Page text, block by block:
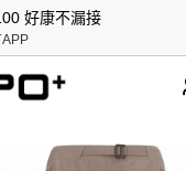
好康不漏接